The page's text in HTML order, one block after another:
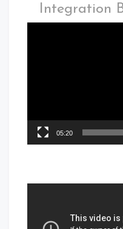
Integration
05:20